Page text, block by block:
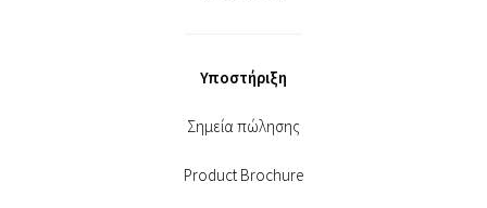
Υποστήριξη
Σημεία πώλησης
Product Brochure